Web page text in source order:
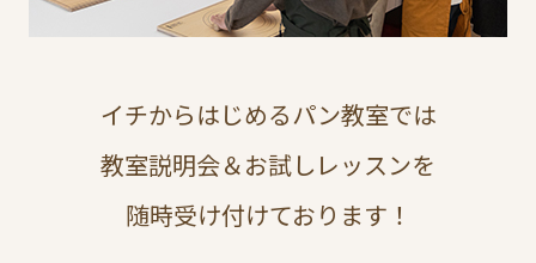
イチからはじめるパン教室では
教室説明会＆お試しレッスンを
随時受け付けております！